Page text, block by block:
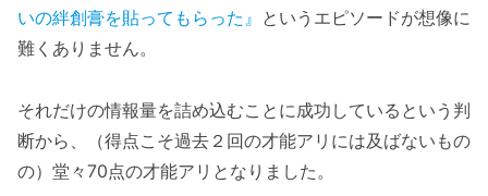
いの絆創膏を貼ってもらった』 というエピソードが想像に
難くありません。
それだけの情報量を詰め込むことに成功しているという判
断から、（得点こそ過去２回の才能アリには及ばないもの
の）堂々70点の才能アリとなりました。